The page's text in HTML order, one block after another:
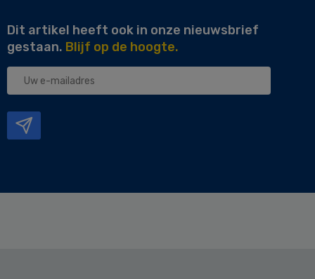
Dit artikel heeft ook in onze nieuwsbrief
gestaan. Blijf op de hoogte.
Uw